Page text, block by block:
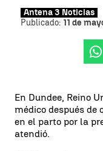
Antena 3 Noticias
Publicado: 11 de
En Dundee, Reino
médico después de
en el parto por la
atendió.